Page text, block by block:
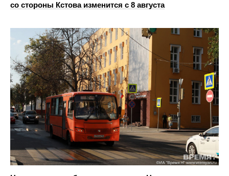
со стороны Кстова изменится с 8 августа